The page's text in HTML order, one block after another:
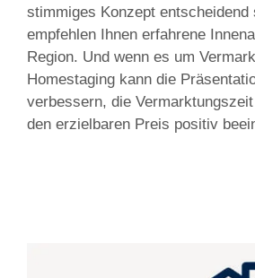
stimmiges Konzept entscheidend
empfehlen Ihnen erfahrene
Region. Und wenn es um
Homestaging kann die
verbessern, die
den erzielbaren Preis positiv